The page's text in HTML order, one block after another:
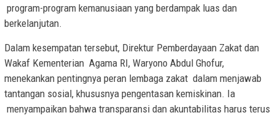
program-program kemanusiaan yang berdampak luas dan
berkelanjutan.
Dalam kesempatan tersebut, Direktur Pemberdayaan Zakat dan
Wakaf Kementerian Agama RI, Waryono Abdul Ghofur,
menekankan pentingnya peran lembaga zakat dalam menjawab
tantangan sosial, khususnya pengentasan kemiskinan. Ia
menyampaikan bahwa transparansi dan akuntabilitas harus terus